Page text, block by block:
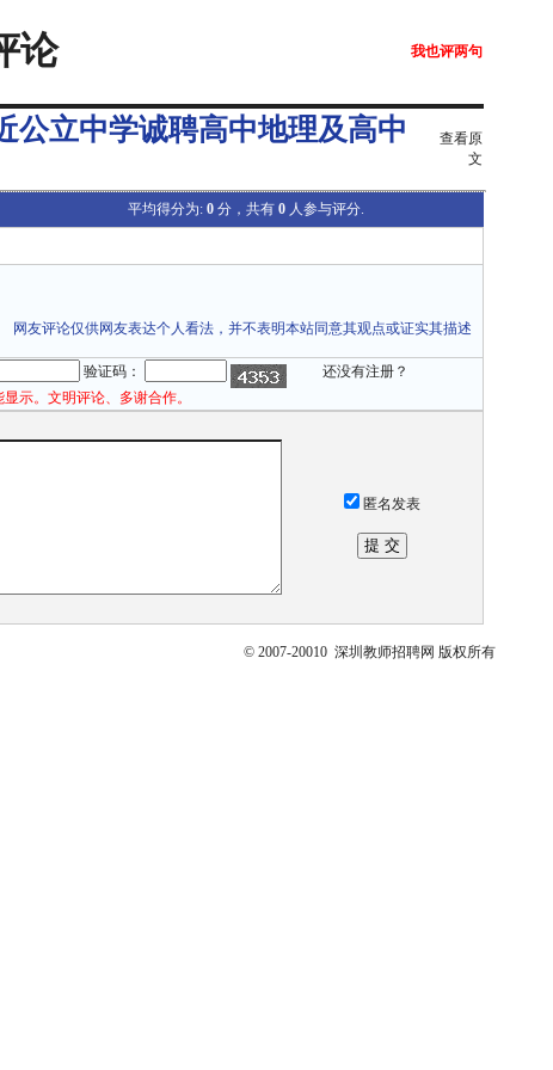
论 我也评两句
公立中学诚聘高中地理及高中
查看原
文
平均得分为: 0 分，共有 0 人参与评分.
网友评论仅供网友表达个人看法，并不表明本站同意其观点或证实其描述
验证码：
还没有注册？
示。文明评论、多谢合作。
匿名发表
© 2007-20010 深圳教师招聘网 版权所有